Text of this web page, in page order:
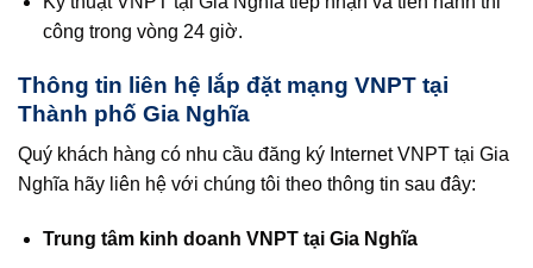
công trong vòng 24 giờ.
Thông tin liên hệ lắp đặt mạng VNPT tại
Thành phố Gia Nghĩa
Quý khách hàng có nhu cầu đăng ký Internet VNPT tại Gia
Nghĩa hãy liên hệ với chúng tôi theo thông tin sau đây:
Trung tâm kinh doanh VNPT tại Gia Nghĩa